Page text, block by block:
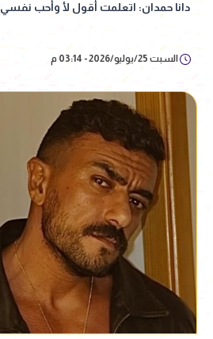
دانا حمدان: اتعلمت أقول لأ وأحب نفسي
السبت 25/يوليو/2026 - 03:14 م